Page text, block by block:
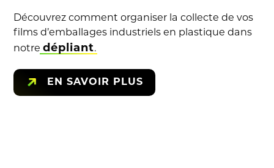
Découvrez comment organiser la collecte de vos
films d’emballages industriels en plastique dans
notredépliant.
EN SAVOIR PLUS